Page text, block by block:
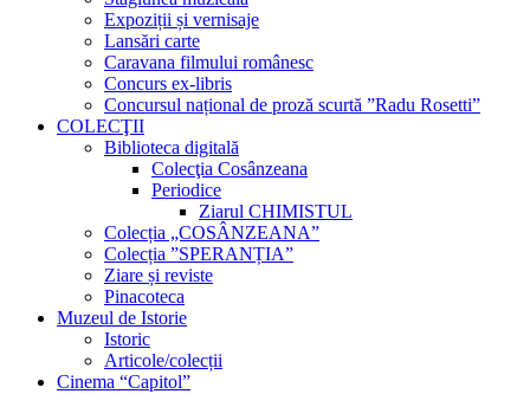
Expoziții și vernisaje
Lansări carte
Caravana filmului românesc
Concurs ex-libris
Concursul național de proză scurtă ”Radu Rosetti”
COLECŢII
Biblioteca digitală
Colecţia Cosânzeana
Periodice
Ziarul CHIMISTUL
Colecția „COSÂNZEANA”
Colecția ”SPERANȚIA”
Ziare și reviste
Pinacoteca
Muzeul de Istorie
Istoric
Articole/colecții
Cinema “Capitol”